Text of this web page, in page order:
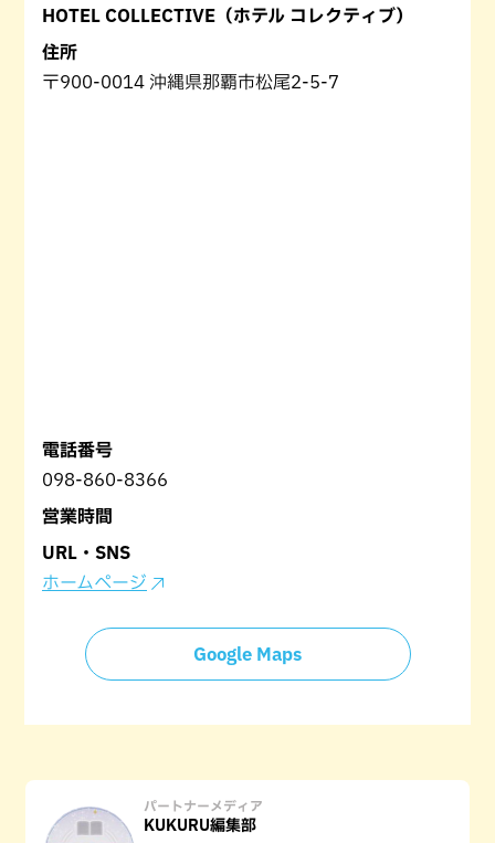
HOTEL COLLECTIVE（ホテル コレクティブ）
住所
〒900-0014 沖縄県那覇市松尾2-5-7
電話番号
098-860-8366
営業時間
URL・SNS
ホームページ
Google Maps
パートナーメディア
KUKURU編集部